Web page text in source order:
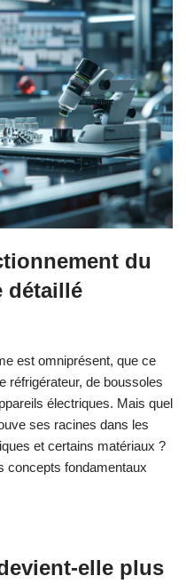
du
détaillé
est omniprésent, que ce
réfrigérateur, de boussoles
électriques. Mais quel
ses racines dans les
et certains matériaux ?
concepts fondamentaux
elle plus